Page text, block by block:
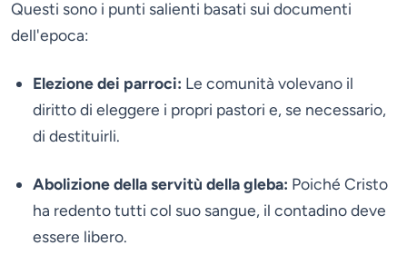
Questi sono i punti salienti basati sui documenti
dell'epoca:
Elezione dei parroci: Le comunità volevano il
diritto di eleggere i propri pastori e, se necessario,
di destituirli.
Abolizione della servitù della gleba: Poiché Cristo
ha redento tutti col suo sangue, il contadino deve
essere libero.